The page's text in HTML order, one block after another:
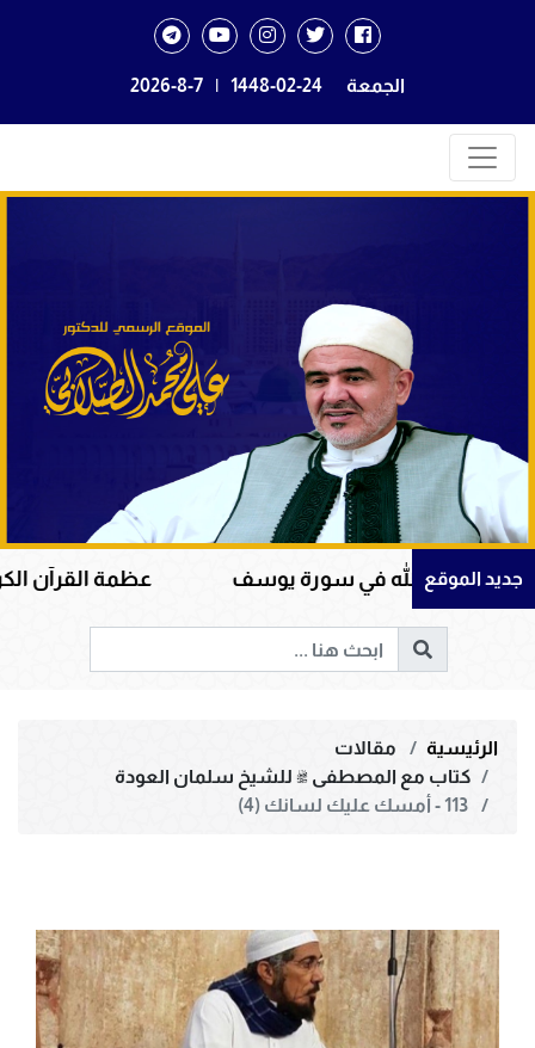
الجمعة 1448-02-24
|
2026-8-7
جديد الموقع
في سورة يوسف عظمة القرآن الكريم في هداية
الرئيسية
مقالات
كتاب مع المصطفى ﷺ للشيخ سلمان العودة